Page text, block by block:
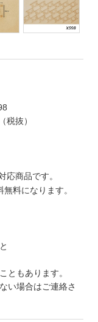
抜）
商品です。
料になります。
ともあります。
い場合はご連絡さ